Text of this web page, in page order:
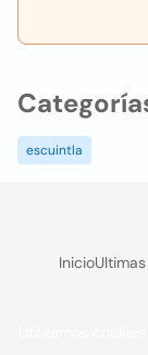
escuintla
Inicio